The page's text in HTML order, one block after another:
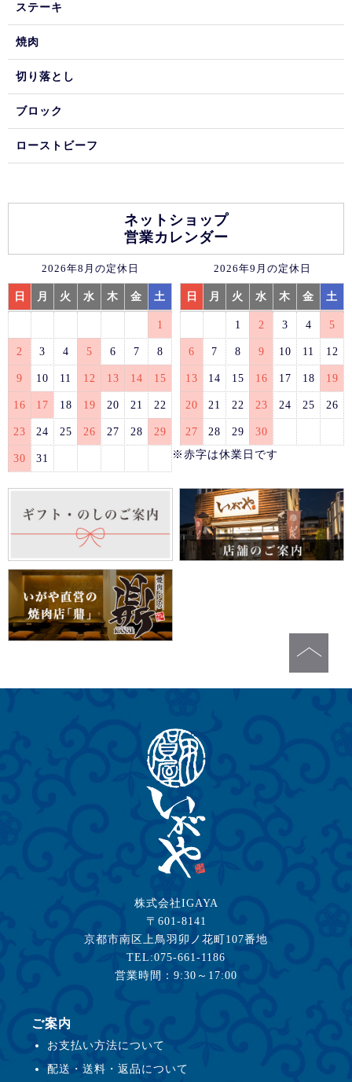
ステーキ
焼肉
切り落とし
ブロック
ローストビーフ
ネットショップ
営業カレンダー
2026年8月の定休日
日 月 火 水 木 金 土
1
2 3 4 5 6 7 8
9 10 11 12 13 14 15
16 17 18 19 20 21 22
23 24 25 26 27 28 29
30 31
2026年9月の定休日
日 月 火 水 木 金 土
1 2 3 4 5
6 7 8 9 10 11 12
13 14 15 16 17 18 19
20 21 22 23 24 25 26
27 28 29
30
※赤字は休業日です
株式会社IGAYA
〒601-8141
京都市南区上鳥羽卯ノ花町107番地
TEL:075-661-1186
営業時間：9:30～17:00
ご案内
お支払い方法について
配送・送料・返品について